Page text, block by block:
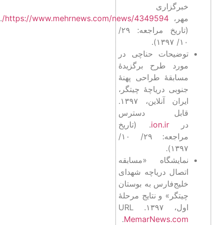
خبرگزاری
مهر، https://www.mehrnews.com/news/4349594/
.
(تاریخ مراجعه: ۲۹/
توضیحات حناچی در
مورد طرح برگزیدۀ
مسابقۀ طراحی پهنۀ
جنوبی دریاچۀ چیتگر،
ایران آنلاین، ۱۳۹۷.
قابل دسترس
در
ion.ir. (تاریخ
مراجعه: ۲۹/ ۱۰/
۱۳۹۷).
نمایشگاه «مسابقه
اتصال دریاچه شهدای
خلیج‌فارس به بوستان
چیتگر» و نتایج مرحلۀ
اول، ۱۳۹۷. URL
MemarNews.com
.